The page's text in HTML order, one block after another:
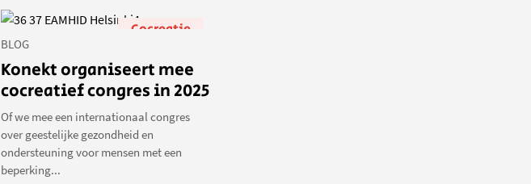
Cocreatie
BLOG
Konekt organiseert mee
cocreatief congres in 2025
Of we mee een internationaal congres
over geestelijke gezondheid en
ondersteuning voor mensen met een
beperking...